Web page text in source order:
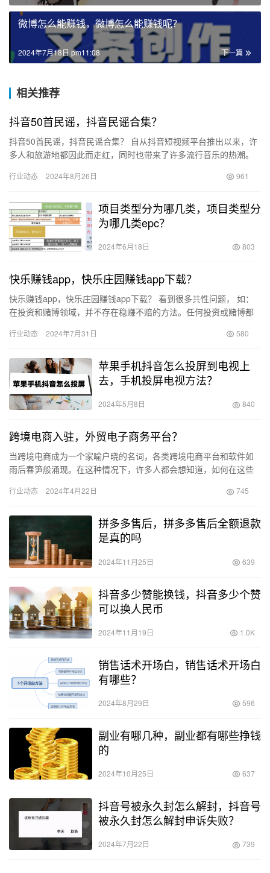
微博怎么能赚钱，微博怎么能赚钱呢？
下一篇
2024年7月18日 pm11:08
相关推荐
抖音50首民谣，抖音民谣合集？
抖音50首民谣，抖音民谣合集？ 自从抖音短视频平台推出以来，许
多人和旅游地都因此而走红，同时也带来了许多流行音乐的热潮。
能…
行业动态 2024年8月26日 961
项目类型分为哪几类，项目类型分
为哪几类epc？
2024年6月18日 803
快乐赚钱app，快乐庄园赚钱app下载？
快乐赚钱app，快乐庄园赚钱app下载？ 看到很多共性问题， 如：
在投资和赌博领域，并不存在稳赚不赔的方法。任何投资或赌博都
行业动态 2024年7月31日 580
苹果手机抖音怎么投屏到电视上
去，手机投屏电视方法？
2024年5月8日 840
跨境电商入驻，外贸电子商务平台？
当跨境电商成为一个家喻户晓的名词，各类跨境电商平台和软件如
雨后春笋般涌现。在这种情况下，许多人都会想知道，如何在这些
中，我们…
行业动态 2024年4月22日 745
拼多多售后，拼多多售后全额退款
是真的吗
2024年11月25日 639
抖音多少赞能换钱，抖音多少个赞
可以换人民币
2024年11月19日 1.0K
销售话术开场白，销售话术开场白
有哪些？
2024年8月29日 596
副业有哪几种，副业都有哪些挣钱
的
2024年10月25日 637
抖音号被永久封怎么解封，抖音号
被永久封怎么解封申诉失败？
2024年7月22日 739